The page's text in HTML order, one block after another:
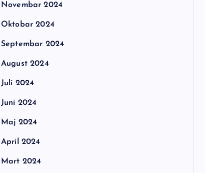
Novembar 2024
Oktobar 2024
Septembar 2024
August 2024
Juli 2024
Juni 2024
Maj 2024
April 2024
Mart 2024